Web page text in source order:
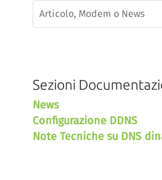
Sezioni
News
Configurazione DDNS
Note Tecniche su DNS